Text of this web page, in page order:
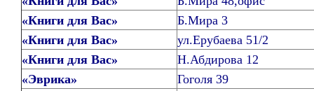
«Книги для Вас»
Б.Мира 3
«Книги для Вас»
ул.Ерубаева 51/2
«Книги для Вас»
Н.Абдирова 12
«Эврика»
Гоголя 39